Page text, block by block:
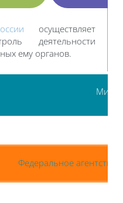
осуществляет
деятельности
ему органов.
Федеральное агентство